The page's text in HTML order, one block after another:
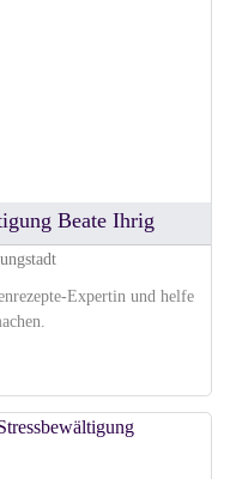
Beate Ihrig
Expertin und helfe